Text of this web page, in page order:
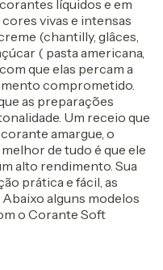
líquidos e em
vivas e intensas
(chantilly, glâces,
( pasta americana,
que elas percam a
comprometido.
as preparações
Um receio que
amargue, o
de tudo é que ele
alto rendimento. Sua
prática e fácil, as
alguns modelos
o Corante Soft